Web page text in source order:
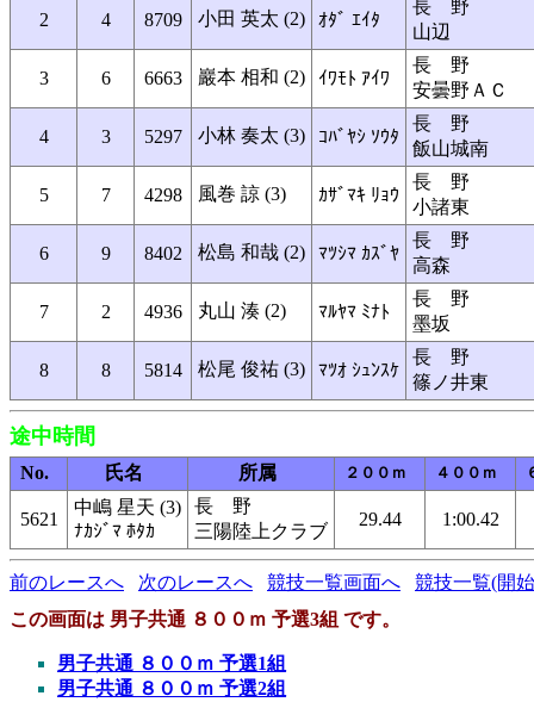
2 4 8709 小田 英太 (2) ｵﾀﾞ ｴｲﾀ
長 野
山辺
3 6 6663 巖本 相和 (2) ｲﾜﾓﾄ ｱｲﾜ
長 野
安曇野ＡＣ
4 3 5297 小林 奏太 (3) ｺﾊﾞﾔｼ ｿｳﾀ
長 野
飯山城南
5 7 4298 風巻 諒 (3) ｶｻﾞﾏｷ ﾘｮｳ
長 野
小諸東
6 9 8402 松島 和哉 (2) ﾏﾂｼﾏ ｶｽﾞﾔ
長 野
高森
7 2 4936 丸山 湊 (2) ﾏﾙﾔﾏ ﾐﾅﾄ
長 野
墨坂
8 8 5814 松尾 俊祐 (3) ﾏﾂｵ ｼｭﾝｽｹ
長 野
篠ノ井東
途中時間
No. 氏名 所属 ２００ｍ ４００ｍ
5621
中嶋 星天 (3)
ﾅｶｼﾞﾏ ﾎﾀｶ
長 野
三陽陸上クラブ
29.44 1:00.42
前のレースへ 次のレースへ 競技一覧画面へ
競技一覧(開
この画面は 男子共通 ８００ｍ 予選3組 です。
男子共通 ８００ｍ 予選1組
男子共通 ８００ｍ 予選2組